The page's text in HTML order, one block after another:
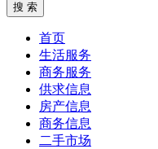
首页
生活服务
商务服务
供求信息
房产信息
商务信息
二手市场